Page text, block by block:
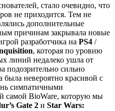
стало очевидно, что
не приходится. Тем не
дополнительные
причинам закрывала новые
разработчика на PS4 /
, которая по уровню
линий недалеко ушла от
подозрительно сильно
невероятно красивой с
симпатичными
самой BioWare, которую мы
Gate 2 и Star Wars: